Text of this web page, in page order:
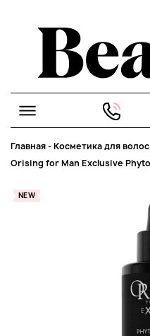
Главная-Косметика для волос
Orising for Man Exclusive
NEW